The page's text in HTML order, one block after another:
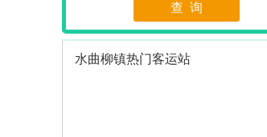
查 询
水曲柳镇热门客运站